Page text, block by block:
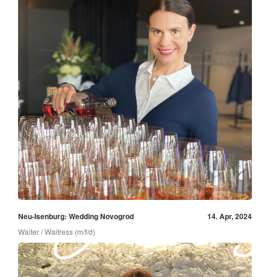
Neu-Isenburg: Wedding Novogrod 14. Apr, 2024
Waiter / Waitress (m/f/d)